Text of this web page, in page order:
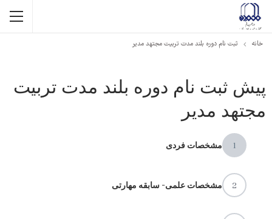
خانه ثبت نام دوره بلند مدت تربیت مجتهد مدیر
پیش ثبت نام دوره بلند مدت تربیت
مجتهد مدیر
1 مشخصات فردی
2 مشخصات علمی- سابقه مهارتی